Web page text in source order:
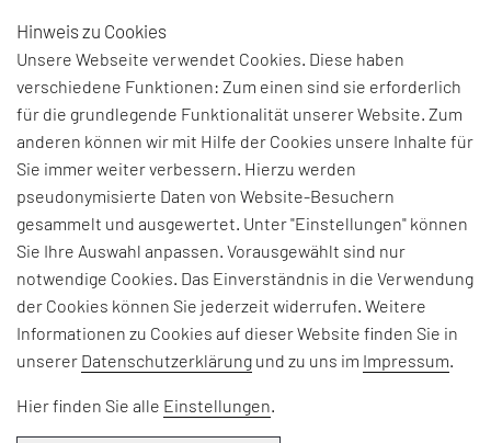
BEGRIFFSERKLÄRUNG:
VERLUST
Alle Aktivitäten, die Ressourcen verbrauchen,
aber keinen Mehrwert erzeugen. Siehe
7 Verschwendungsarten
zurück zur vorigen Seite
Hinweis zu Cookies
Unsere Webseite verwendet Cookies. Diese haben
verschiedene Funktionen: Zum einen sind sie erforderlich
für die grundlegende Funktionalität unserer Website. Zum
anderen können wir mit Hilfe der Cookies unsere Inhalte für
Sie immer weiter verbessern. Hierzu werden
pseudonymisierte Daten von Website-Besuchern
gesammelt und ausgewertet. Unter "Einstellungen" können
Sie Ihre Auswahl anpassen. Vorausgewählt sind nur
notwendige Cookies. Das Einverständnis in die Verwendung
der Cookies können Sie jederzeit widerrufen. Weitere
Informationen zu Cookies auf dieser Website finden Sie in
unserer Datenschutzerklärung und zu uns im Impressum.
Hier finden Sie alle Einstellungen.